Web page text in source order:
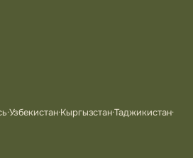
·Узбекистан·Кыргызстан·Таджикистан·